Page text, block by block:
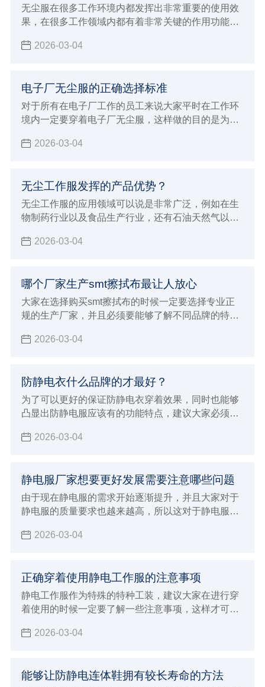
无尘服在很多工作环境内都发挥出非常重要的使用效
果，在很多工作领域内都有着非常关键的作用功能，
2026-03-04
电子厂无尘服的正确选择标准
对于所有在电子厂工作的员工来说大家平时在工作环
境内一定要穿着电子厂无尘服，这样做的目的是为了
种电子仪器造成损伤
2026-03-04
无尘工作服发挥的产品优势？
无尘工作服的应用领域可以说是非常广泛，例如在生
物制药行业以及食品生产行业，还有石油天然气以及
工要求，在进行穿着的时候非常贴身舒适，而且能够
的优点，在进行应用的过程当中也能够展现出非常多
的产品优势，可以满足各种不同环境的严苛要求。
2026-03-04
哪个厂家生产smt擦拭布最让人放心
大家在选择购买smt擦拭布的时候一定要选择专业正
规的生产厂家，并且必须要能够了解不同品牌的特
避免影响到自己对于smt擦拭布的使用效果，建议大
布更放心，选择专业正规值得信赖的厂家来进行生
产，在合作的时候自然就会给大家带来更好的体验，
也能够发挥出更好的生产加工优势。
2026-03-04
防静电衣什么品牌的才最好？
为了可以更好的保证防静电衣穿着效果，同时也能够
凸显出防静电服应该有的功能特点，建议大家必须要
注意事项，在整个选购的过程当中就变得至关重要，
2026-03-04
静电服厂家想要更好发展需要注意哪些问题
由于现在静电服的需求开始逐渐提升，并且大家对于
静电服的质量要求也越来越高，所以这对于静电服厂
存的状态，如果想要能够让自己的厂家得到更好的发
2026-03-04
正确穿着使用静电工作服的注意事项
静电工作服作为特殊的特种工装，建议大家在进行穿
着使用的时候一定要了解一些注意事项，这样才可以
2026-03-04
能够让防静电连体鞋拥有较长寿命的方法